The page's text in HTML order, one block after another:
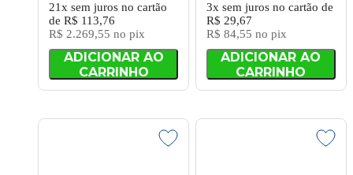
21x sem juros no cartão
de R$ 113,76
R$ 2.269,55 no pix
ADICIONAR AO
CARRINHO
3x sem juros no cartão de
R$ 29,67
R$ 84,55 no pix
ADICIONAR AO
CARRINHO